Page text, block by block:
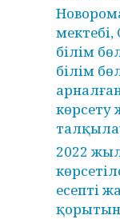
білім
білім
көрсету
2022
есепті